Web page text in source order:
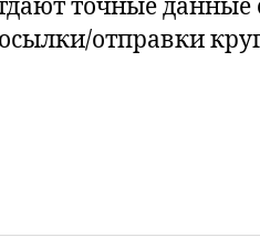
точные
отправки